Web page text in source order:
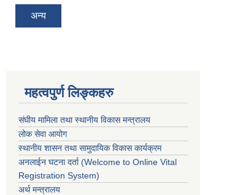
अन्य
महत्वपुर्ण लिङ्कहरु
संघीय मामिला तथा स्थानीय विकास मन्त्रालय
लोक सेवा आयोग
स्थानीय शासन तथा सामुदायिक विकास कार्यक्रम
अनलाईन घटना दर्ता (Welcome to Online Vital
Registration System)
अर्थ मन्त्रालय